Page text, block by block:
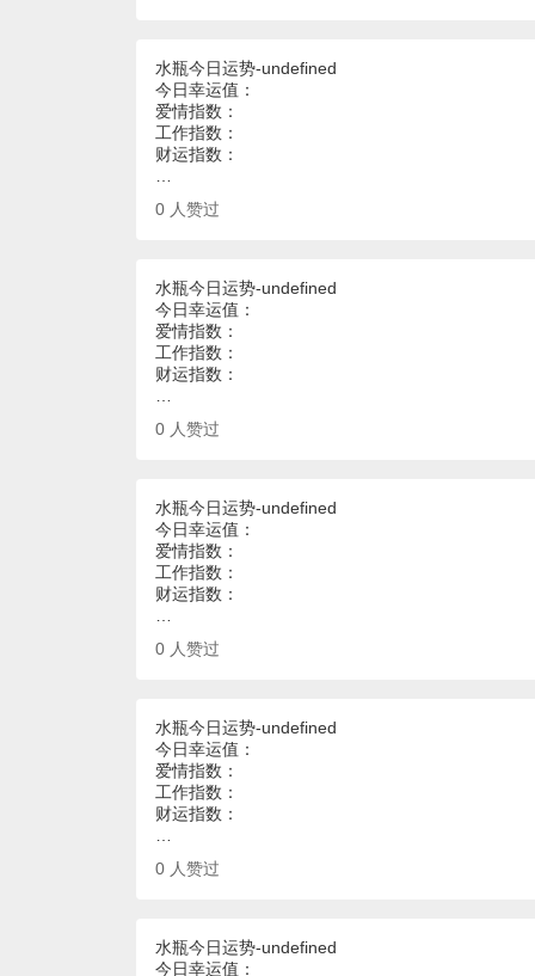
水瓶今日运势-undefined
今日幸运值：
爱情指数：
工作指数：
财运指数：
0 人赞过
水瓶今日运势-undefined
今日幸运值：
爱情指数：
工作指数：
财运指数：
0 人赞过
水瓶今日运势-undefined
今日幸运值：
爱情指数：
工作指数：
财运指数：
0 人赞过
水瓶今日运势-undefined
今日幸运值：
爱情指数：
工作指数：
财运指数：
0 人赞过
水瓶今日运势-undefined
今日幸运值：